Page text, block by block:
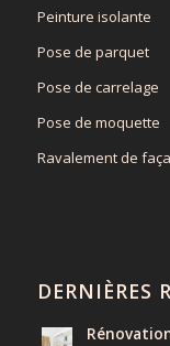
Peinture isolante
Pose de parquet
Pose de carrelage
Pose de moquette
Ravalement de
DERNIÈRES